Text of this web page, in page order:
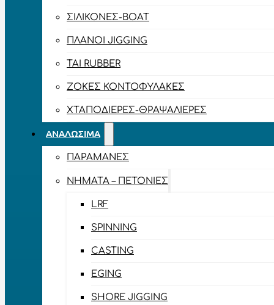
ΣΙΛΙΚΌΝΕΣ-BOAT
ΠΛΆΝΟΙ JIGGING
TAI RUBBER
ΖΌΚΕΣ ΚΟΝΤΟΦΎΛΑΚΕΣ
ΧΤΑΠΟΔΙΈΡΕΣ-ΘΡΑΨΑΛΙΈΡΕΣ
ΑΝΑΛΏΣΙΜΑ
ΠΑΡΑΜΆΝΕΣ
ΝΉΜΑΤΑ – ΠΕΤΟΝΙΈΣ
LRF
SPINNING
CASTING
EGING
SHORE JIGGING